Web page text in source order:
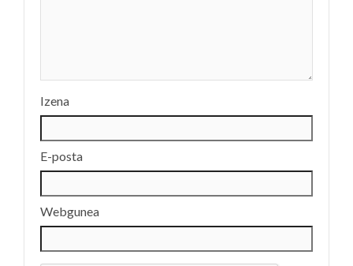
Izena
E-posta
Webgunea